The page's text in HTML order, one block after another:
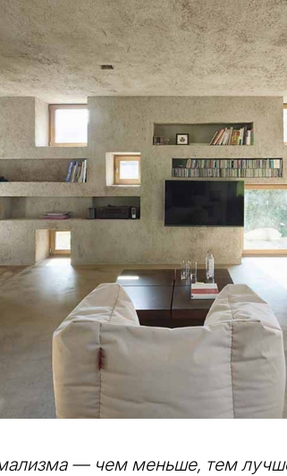
— чем меньше, тем